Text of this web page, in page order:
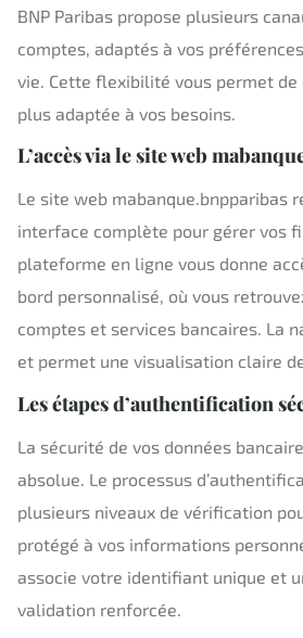
BNP Paribas propose plusieurs
comptes, adaptés à vos
vie. Cette flexibilité vous permet
plus adaptée à vos besoins.
L’accès via le site web
Le site web mabanque.bnpparibas
interface complète pour gérer vos
plateforme en ligne vous donne
bord personnalisé, où vous
comptes et services bancaires. La
et permet une visualisation claire
Les étapes d’authentification
La sécurité de vos données
absolue. Le processus
plusieurs niveaux de vérification
protégé à vos informations
associe votre identifiant unique et
validation renforcée.